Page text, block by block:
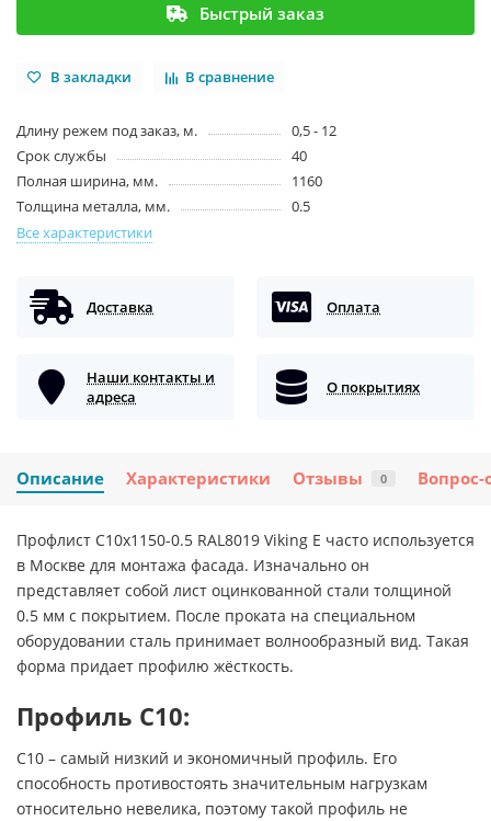
Быстрый заказ
В закладки В сравнение
Длину режем под заказ, м.
0,5 - 12
Срок службы
40
Полная ширина, мм.
1160
Толщина металла, мм.
0.5
Все характеристики
Доставка Оплата
Наши контакты и
адреса
О покрытиях
Описание Характеристики Отзывы 0 Вопрос-
Профлист С10х1150-0.5 RAL8019 Viking E часто используется
в Москве для монтажа фасада. Изначально он
представляет собой лист оцинкованной стали толщиной
0.5 мм с покрытием. После проката на специальном
оборудовании сталь принимает волнообразный вид. Такая
форма придает профилю жёсткость.
Профиль С10:
С10 – самый низкий и экономичный профиль. Его
способность противостоять значительным нагрузкам
относительно невелика, поэтому такой профиль не